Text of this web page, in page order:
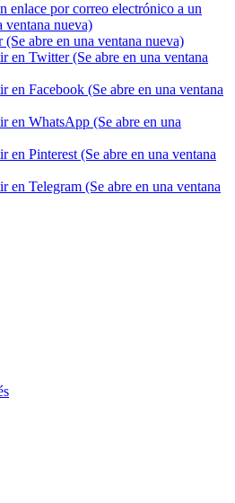
enlace por correo electrónico a un
ventana nueva)
abre en una ventana nueva)
en Twitter (Se abre en una ventana
en Facebook (Se abre en una ventana
en WhatsApp (Se abre en una
en Pinterest (Se abre en una ventana
en Telegram (Se abre en una ventana